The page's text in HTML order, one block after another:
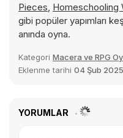
Pieces, Homeschooling
gibi popüler yapımları
anında oyna.
Kategori Macera ve RPG
Eklenme tarihi 04 Şub 2025
YORUMLAR